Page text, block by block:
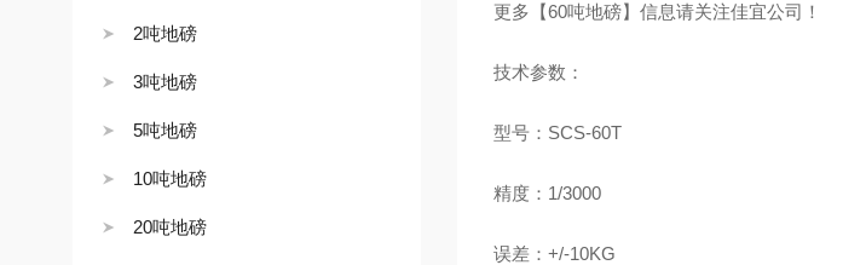
2吨地磅
3吨地磅
5吨地磅
10吨地磅
20吨地磅
更多【60吨地磅】信息请关注佳宜公司！
技术参数：
型号：SCS-60T
精度：1/3000
误差：+/-10KG